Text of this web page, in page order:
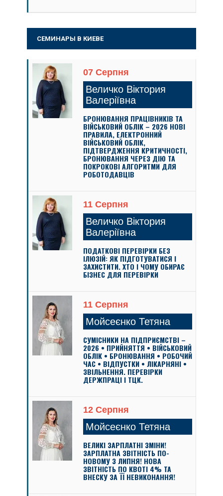
СЕМИНАРЫ В КИЕВЕ
07 Серпня
Величко Віктория
Валеріївна
БРОНЮВАННЯ ПРАЦІВНИКІВ ТА
ВІЙСЬКОВИЙ ОБЛІК – 2026 НОВІ
ПРАВИЛА, ЕЛЕКТРОННИЙ
ВІЙСЬКОВИЙ ОБЛІК,
ПІДТВЕРДЖЕННЯ КРИТИЧНОСТІ,
БРОНЮВАННЯ ЧЕРЕЗ ДІЮ ТА
ПОКРОКОВІ АЛГОРИТМИ ДЛЯ
РОБОТОДАВЦІВ
11 Серпня
Величко Віктория
Валеріївна
ПОДАТКОВІ ПЕРЕВІРКИ БЕЗ
ІЛЮЗІЙ: ЯК ПІДГОТУВАТИСЯ І
ЗАХИСТИТИ. ХТО І ЧОМУ ОБИРАЄ
БІЗНЕС ДЛЯ ПЕРЕВІРКИ
11 Серпня
Мойсеєнко Тетяна
СУМІСНИКИ НА ПІДПРИЄМСТВІ –
2026 • ПРИЙНЯТТЯ • ВІЙСЬКОВИЙ
ОБЛІК • БРОНЮВАННЯ • РОБОЧИЙ
ЧАС • ВІДПУСТКИ • ЛІКАРНЯНІ •
ЗВІЛЬНЕННЯ. ПЕРЕВІРКИ
ДЕРЖПРАЦІ І ТЦК.
12 Серпня
Мойсеєнко Тетяна
ВЕЛИКІ ЗАРПЛАТНІ ЗМІНИ!
ЗАРПЛАТНА ЗВІТНІСТЬ ПО-
НОВОМУ З ЛИПНЯ! НОВА
ЗВІТНІСТЬ ПО КВОТІ 4% ТА
ВНЕСКУ ЗА ЇЇ НЕВИКОНАННЯ!